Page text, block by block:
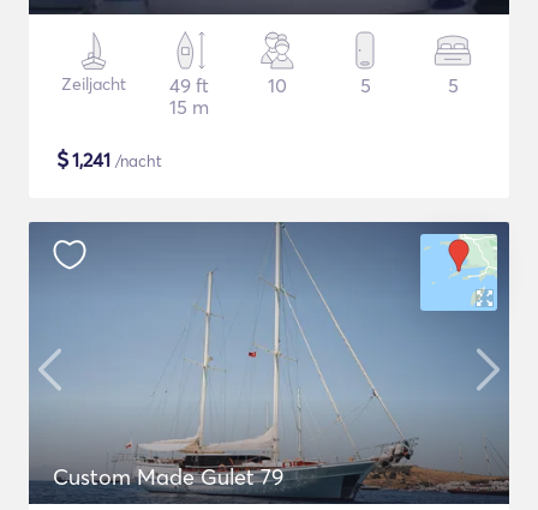
Zeiljacht
49 ft
15 m
10 5 5
$1,241 /nacht
Custom Made Gulet 79